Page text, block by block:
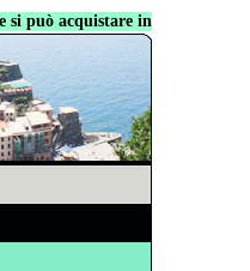
acquistare in tutte le librerie